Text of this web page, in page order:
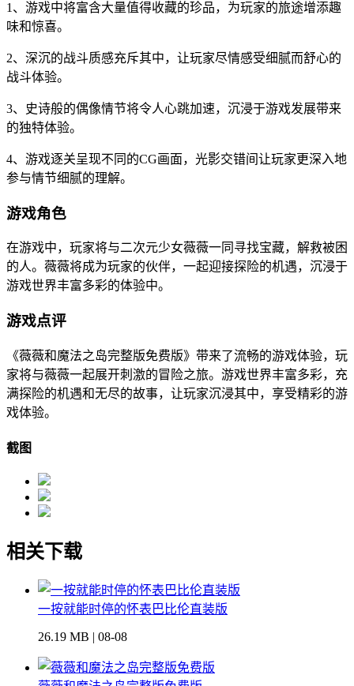
1、游戏中将富含大量值得收藏的珍品，为玩家的旅途增添趣
味和惊喜。
2、深沉的战斗质感充斥其中，让玩家尽情感受细腻而舒心的
战斗体验。
3、史诗般的偶像情节将令人心跳加速，沉浸于游戏发展带来
的独特体验。
4、游戏逐关呈现不同的CG画面，光影交错间让玩家更深入地
参与情节细腻的理解。
游戏角色
在游戏中，玩家将与二次元少女薇薇一同寻找宝藏，解救被困
的人。薇薇将成为玩家的伙伴，一起迎接探险的机遇，沉浸于
游戏世界丰富多彩的体验中。
游戏点评
《薇薇和魔法之岛完整版免费版》带来了流畅的游戏体验，玩
家将与薇薇一起展开刺激的冒险之旅。游戏世界丰富多彩，充
满探险的机遇和无尽的故事，让玩家沉浸其中，享受精彩的游
戏体验。
截图
相关下载
一按就能时停的怀表巴比伦直装版
26.19 MB | 08-08